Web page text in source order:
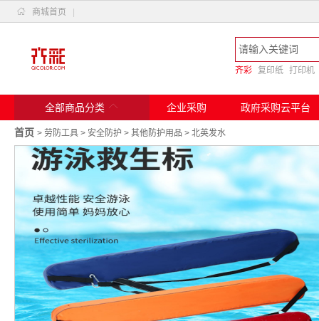
 商城首页
齐彩 复印纸 打印机
全部商品分类  企业采购 政府采购云平台
首页 > 劳防工具 > 安全防护 > 其他防护用品 > 北英发水